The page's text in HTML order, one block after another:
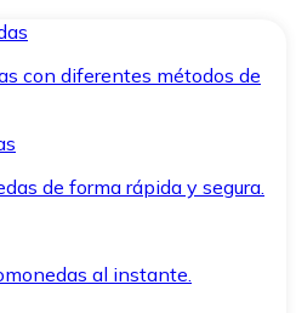
con diferentes métodos de
de forma rápida y segura.
al instante.